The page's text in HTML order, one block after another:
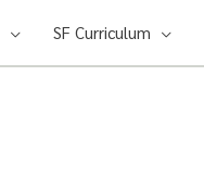
SF Curriculum